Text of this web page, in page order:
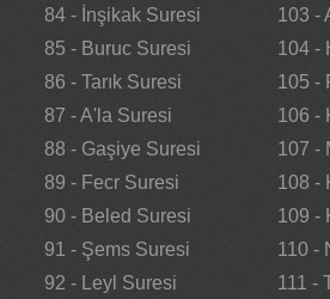
84 - İnşikak Suresi
85 - Buruc Suresi
86 - Tarık Suresi
87 - A'la Suresi
88 - Gaşiye Suresi
89 - Fecr Suresi
90 - Beled Suresi
91 - Şems Suresi
92 - Leyl Suresi
103 -
104 -
105 -
106 -
107 -
108 -
109 -
110 -
111 -